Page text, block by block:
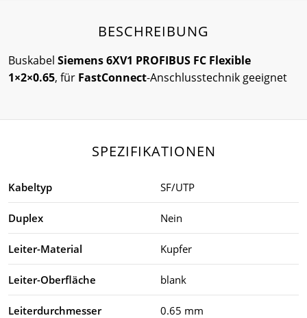
BESCHREIBUNG
Buskabel Siemens 6XV1 PROFIBUS FC Flexible
1×2×0.65, für FastConnect-Anschlusstechnik geeignet
SPEZIFIKATIONEN
Kabeltyp SF/UTP
Duplex Nein
Leiter-Material Kupfer
Leiter-Oberfläche blank
Leiterdurchmesser 0.65 mm